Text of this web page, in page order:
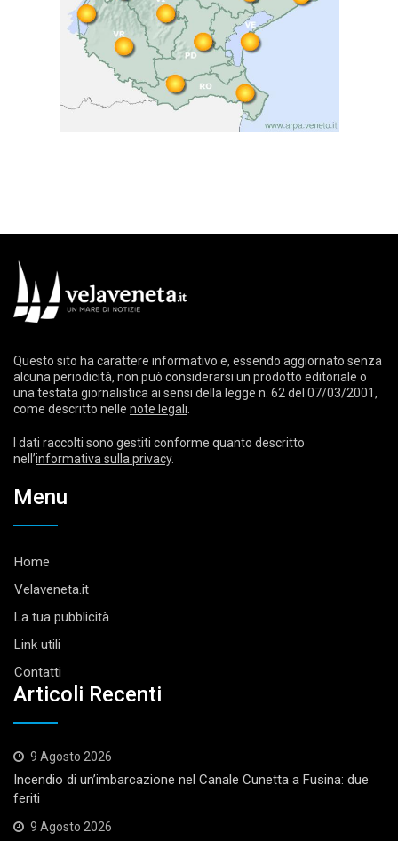
Questo sito ha carattere informativo e, essendo aggiornato senza
alcuna periodicità, non può considerarsi un prodotto editoriale o
una testata giornalistica ai sensi della legge n. 62 del 07/03/2001,
come descritto nelle note legali
I dati raccolti sono gestiti conforme quanto descritto
nell’informativa sulla privacy.
Menu
Home
Velaveneta.it
La tua pubblicità
Link utili
Contatti
Articoli Recenti
9 Agosto 2026
Incendio di un’imbarcazione nel Canale Cunetta a Fusina: due
feriti
9 Agosto 2026